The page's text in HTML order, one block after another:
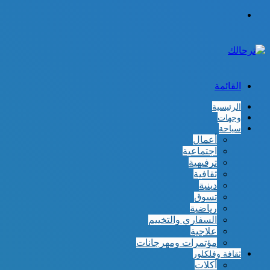
القائمة
الرئيسية
وجهات
سياحة
أعمال
اجتماعية
ترفيهية
ثقافية
دينية
تسوق
رياضية
السفاري والتخييم
علاجية
مؤتمرات ومهرجانات
ثقافة وفلكلور
أكلات